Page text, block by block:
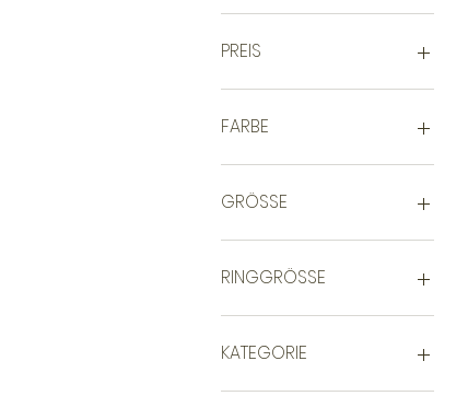
PREIS
29 CHF
FARBE
GRÖSSE
40-45 cm
50-55 cm
RINGGRÖSSE
50
52
KATEGORIE